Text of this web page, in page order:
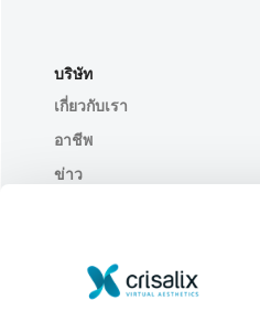
บริษัท
เกี่ยวกับเรา
อาชีพ
ข่าว
Resources